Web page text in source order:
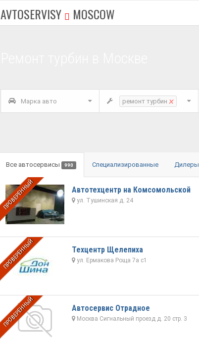
AVTOSERVISY MOSCOW
Марка авто ремонт турбин ×
Все автосервисы 990 Специализированные Дилеры
ПРОВЕРЕННЫЙ Автотехцентр на Комсомольской
ул. Тушинская д. 24
ПРОВЕРЕННЫЙ Техцентр Щелепиха
ул. Ермакова Роща 7а с1
ПРОВЕРЕННЫЙ Автосервис Отрадное
Москва Сигнальный проезд д. 20 стр. 3